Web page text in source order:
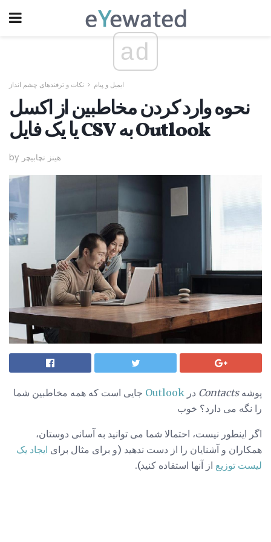
ad
ایمیل و پیام نکات و ترفندهای چشم انداز
نحوه وارد کردن مخاطبین از اکسل
یا یک فایل CSV به Outlook
by هینز تچابیچر
پوشهContacts در Outlook جایی است که همه مخاطبین شما
را نگه می دارد؟ خوب
اگر اینطور نیست، احتمالا شما می توانید به آسانی دوستان،
همکاران و آشنایان را از دست ندهید (و برای مثال برای ایجاد یک
لیست توزیع از آنها استفاده کنید).